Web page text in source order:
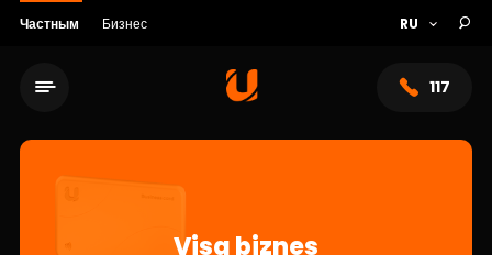
Частным Бизнес
117
Visa biznes